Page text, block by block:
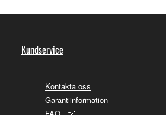
Kundservice
Kontakta oss
Garantiinformation